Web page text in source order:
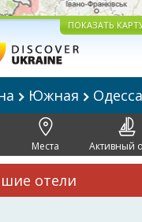
ПОКАЗАТЬ
Южная Одесса
Места Активный
отели